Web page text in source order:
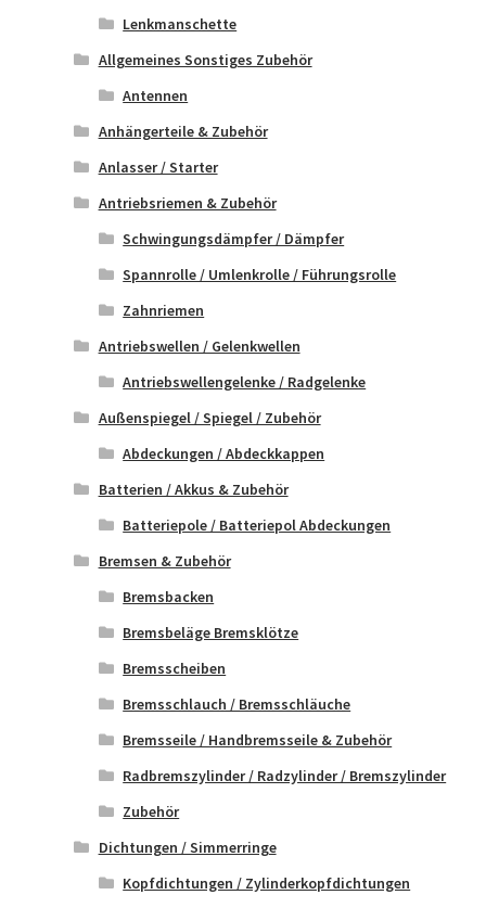
Lenkmanschette
Allgemeines Sonstiges Zubehör
Antennen
Anhängerteile & Zubehör
Anlasser / Starter
Antriebsriemen & Zubehör
Schwingungsdämpfer / Dämpfer
Spannrolle / Umlenkrolle / Führungsrolle
Zahnriemen
Antriebswellen / Gelenkwellen
Antriebswellengelenke / Radgelenke
Außenspiegel / Spiegel / Zubehör
Abdeckungen / Abdeckkappen
Batterien / Akkus & Zubehör
Batteriepole / Batteriepol Abdeckungen
Bremsen & Zubehör
Bremsbacken
Bremsbeläge Bremsklötze
Bremsscheiben
Bremsschlauch / Bremsschläuche
Bremsseile / Handbremsseile & Zubehör
Radbremszylinder / Radzylinder / Bremszylinder
Zubehör
Dichtungen / Simmerringe
Kopfdichtungen / Zylinderkopfdichtungen